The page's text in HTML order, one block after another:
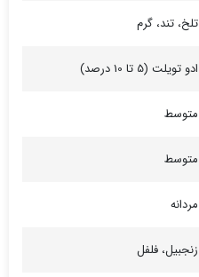
تلخ، تند، گرم
ادو تویلت (5 تا 10 درصد)
متوسط
متوسط
مردانه
زنجبیل، فلفل